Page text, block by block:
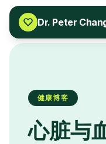
Skip to content
Dr. Peter
健康博客
心脏与